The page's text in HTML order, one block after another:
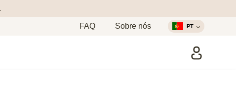
FAQ Sobre nós PT